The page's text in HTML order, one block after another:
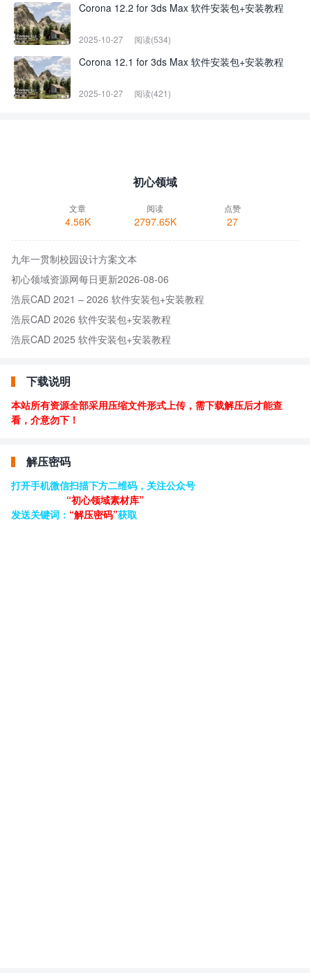
Corona 12.2 for 3ds Max 软件安装包+安装教程
2025-10-27 阅读(534)
Corona 12.1 for 3ds Max 软件安装包+安装教程
2025-10-27 阅读(421)
初心领域
文章
4.56K
阅读
2797.65K
点赞
27
九年一贯制校园设计方案文本
初心领域资源网每日更新2026-08-06
浩辰CAD 2021 – 2026 软件安装包+安装教程
浩辰CAD 2026 软件安装包+安装教程
浩辰CAD 2025 软件安装包+安装教程
下载说明
本站所有资源全部采用压缩文件形式上传，需下载解压后才能查
看，介意勿下！
解压密码
打开手机微信扫描下方二维码，关注公众号
“初心领域素材库”
发送关键词： “解压密码”获取